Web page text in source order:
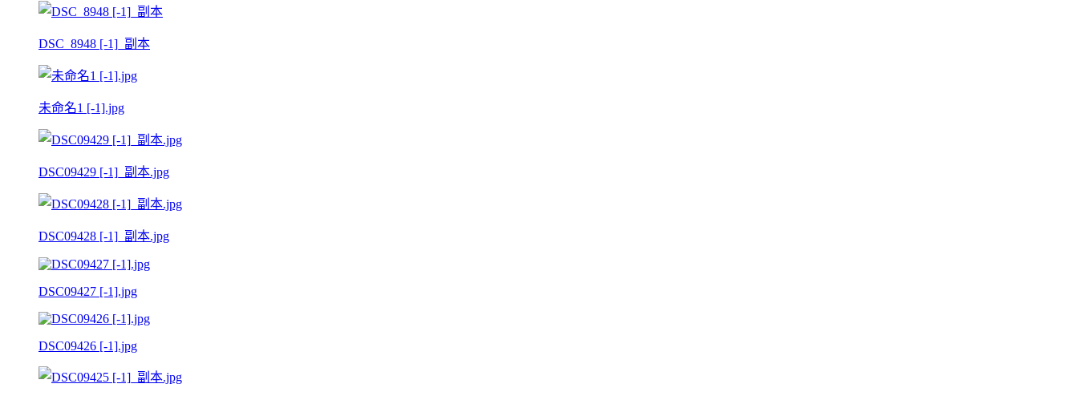
DSC_8948 [-1]_副本
未命名1 [-1].jpg
DSC09429 [-1]_副本.jpg
DSC09428 [-1]_副本.jpg
DSC09427 [-1].jpg
DSC09426 [-1].jpg